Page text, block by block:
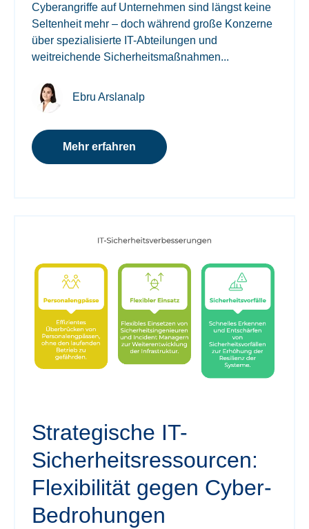
Cyberangriffe auf Unternehmen sind längst keine
Seltenheit mehr – doch während große Konzerne
über spezialisierte IT-Abteilungen und
weitreichende Sicherheitsmaßnahmen...
Ebru Arslanalp
Mehr erfahren
Strategische IT-
Sicherheitsressourcen:
Flexibilität gegen Cyber-
Bedrohungen